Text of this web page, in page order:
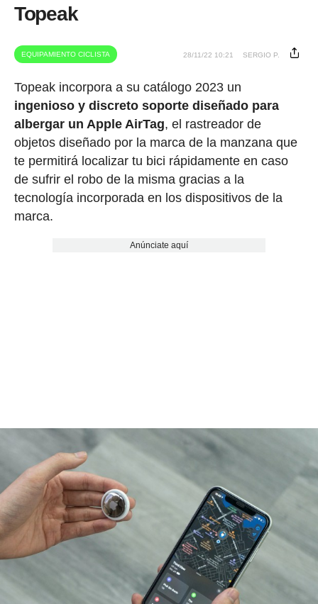
Topeak
EQUIPAMIENTO CICLISTA 28/11/22 10:21 SERGIO P.
Topeak incorpora a su catálogo 2023 un
ingenioso y discreto soporte diseñado para
albergar un Apple AirTag, el rastreador de
objetos diseñado por la marca de la manzana que
te permitirá localizar tu bici rápidamente en caso
de sufrir el robo de la misma gracias a la
tecnología incorporada en los dispositivos de la
marca.
Anúnciate aquí